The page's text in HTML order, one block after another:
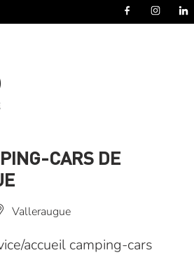
CARS DE
Valleraugue
accueil camping-cars